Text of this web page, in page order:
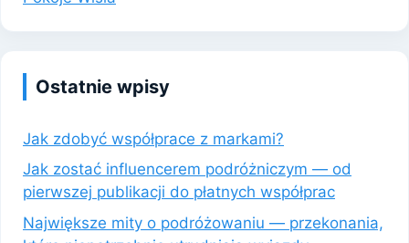
Ostatnie wpisy
Jak zdobyć współprace z markami?
Jak zostać influencerem podróżniczym — od
pierwszej publikacji do płatnych współprac
Największe mity o podróżowaniu — przekonania,